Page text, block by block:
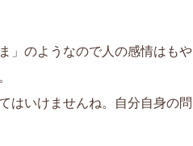
」のようなので人の感情はもや
はいけませんね。自分自身の問